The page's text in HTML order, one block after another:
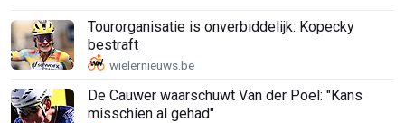
Tourorganisatie is onverbiddelijk: Kopecky
bestraft
De Cauwer waarschuwt Van der Poel: "Kans
misschien al gehad"